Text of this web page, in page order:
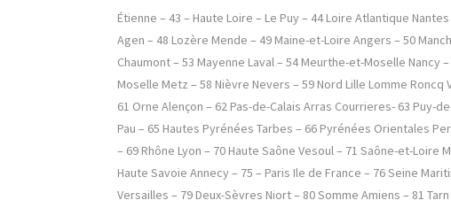
Étienne – 43 – Haute Loire – Le Puy – 44 Loire Atlantique
Agen – 48 Lozère Mende – 49 Maine-et-Loire Angers – 50
Chaumont – 53 Mayenne Laval – 54 Meurthe-et-Moselle Nancy
Moselle Metz – 58 Nièvre Nevers – 59 Nord Lille Lomme Roncq
61 Orne Alençon – 62 Pas-de-Calais Arras Courrieres- 63 Puy-
Pau – 65 Hautes Pyrénées Tarbes – 66 Pyrénées Orientales
– 69 Rhône Lyon – 70 Haute Saône Vesoul – 71 Saône-et-Loire
Haute Savoie Annecy – 75 – Paris Ile de France – 76 Seine
Versailles – 79 Deux-Sèvres Niort – 80 Somme Amiens – 81